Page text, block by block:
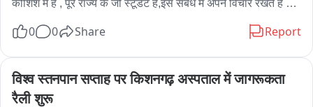
कोशिश में हैं , पूरे राज्य के जो स्टूडेंट हैं,इस संबंध में अपने विचार रखते हैं वो
0 0 Share Report
विश्व स्तनपान सप्ताह पर किशनगढ़ अस्पताल में जागरूकता
रैली शुरू